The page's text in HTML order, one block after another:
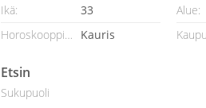
Ikä:
33
Horoskooppimerkki:
Kauris
Alue:
Etsin
Sukupuoli